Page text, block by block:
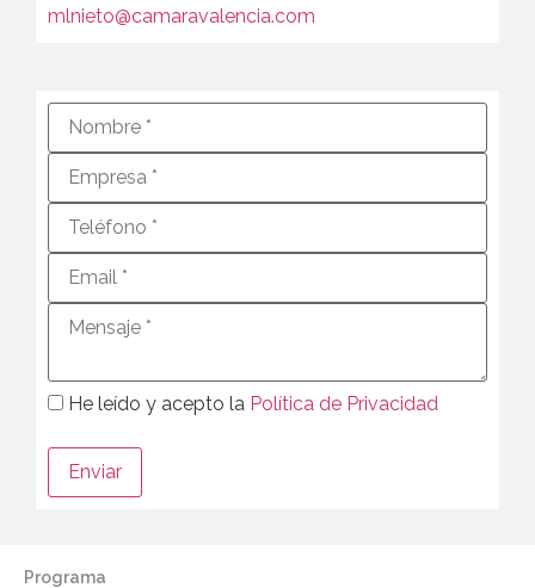
mlnieto@camaravalencia.com
He leído y acepto la Política de Privacidad
Programa